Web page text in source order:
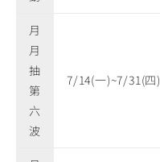
月
月
抽
第
六
波
7/14(一)~7/31(四)